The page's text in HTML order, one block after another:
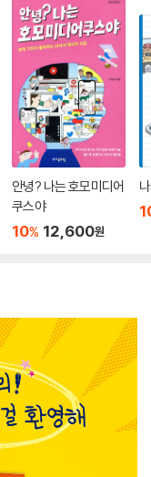
안녕? 나는 호모미디어
쿠스야
10% 12,600원